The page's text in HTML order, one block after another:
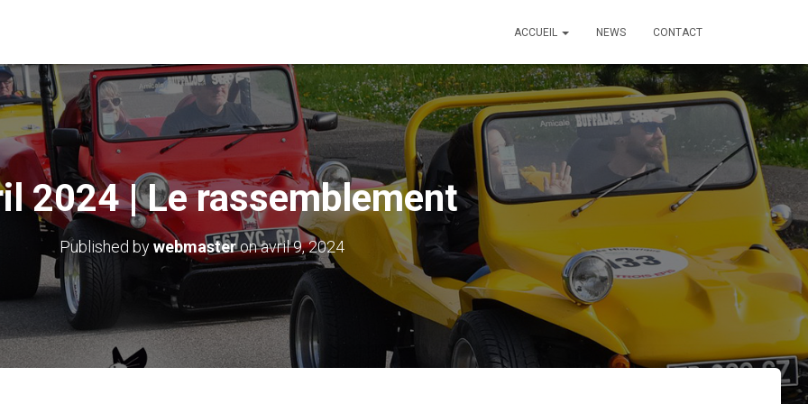
ACCUEIL NEWS CONTACT
2024 | Le rassemblement
Published bywebmasteronavril 9, 2024